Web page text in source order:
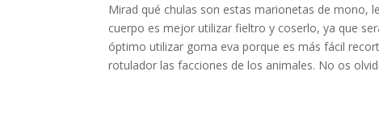
Mirad qué chulas son estas marionetas de mono,
cuerpo es mejor utilizar fieltro y coserlo, ya que
óptimo utilizar goma eva porque es más fácil
rotulador las facciones de los animales. No os